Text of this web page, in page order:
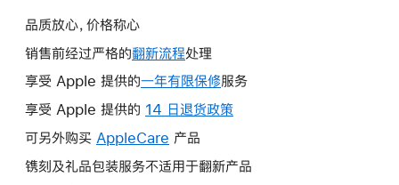
品质放心，价格称心
销售前经过严格的翻新流程处理
享受 Apple 提供的一年有限保修此
操
打
服务
享受 Apple 提供的 14 日退货政策
将
可另外购买 AppleCare 此
操
产品
镌刻及礼品包装服务不适用于翻新产品